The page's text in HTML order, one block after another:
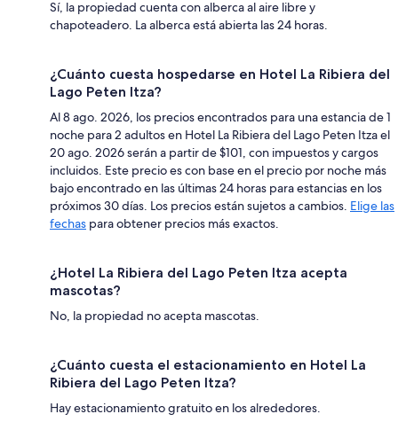
Sí, la propiedad cuenta con alberca al aire libre y
chapoteadero. La alberca está abierta las 24 horas.
¿Cuánto cuesta hospedarse en Hotel La Ribiera del
Lago Peten Itza?
Al 8 ago. 2026, los precios encontrados para una estancia de 1
noche para 2 adultos en Hotel La Ribiera del Lago Peten Itza el
20 ago. 2026 serán a partir de $101, con impuestos y cargos
incluidos. Este precio es con base en el precio por noche más
bajo encontrado en las últimas 24 horas para estancias en los
próximos 30 días. Los precios están sujetos a cambios. Elige las
fechas para obtener precios más exactos.
¿Hotel La Ribiera del Lago Peten Itza acepta
mascotas?
No, la propiedad no acepta mascotas.
¿Cuánto cuesta el estacionamiento en Hotel La
Ribiera del Lago Peten Itza?
Hay estacionamiento gratuito en los alrededores.